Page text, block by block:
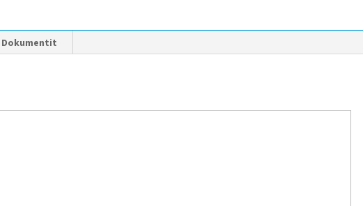
Dokumentit